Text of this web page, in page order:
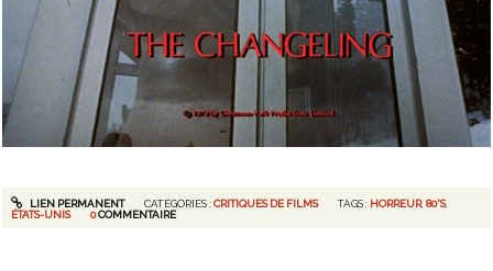
LIEN PERMANENT CATÉGORIES :CRITIQUES DE FILMS TAGS : HORREUR,80'S,
ÉTATS-UNIS
0COMMENTAIRE